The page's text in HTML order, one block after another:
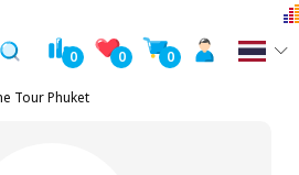
0 0 0
Tour Phuket